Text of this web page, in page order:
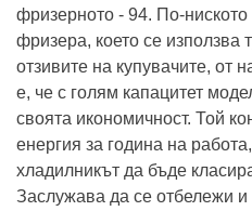
фризерното - 94. По-
фризера, което се използва
отзивите на купувачите, от
е, че с голям капацитет
своята икономичност. Той
енергия за година на
хладилникът да бъде
Заслужава да се отбележи и